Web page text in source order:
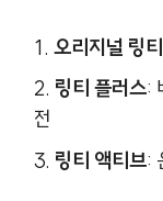
오리지널 링티
링티 플러스:
전
링티 액티브: